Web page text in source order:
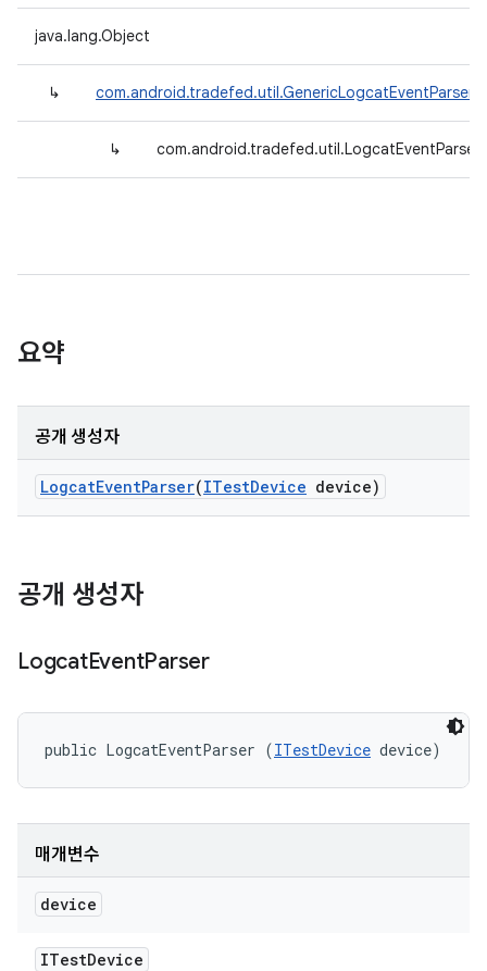
java.lang.Object
↳ com.android.tradefed.util.GenericLogcatEventParser
↳ com.android.tradefed.util.LogcatEventParser
요약
공개 생성자
LogcatEventParser(ITestDevice device)
공개 생성자
LogcatEventParser
public LogcatEventParser (ITestDevice device)
매개변수
device
ITestDevice